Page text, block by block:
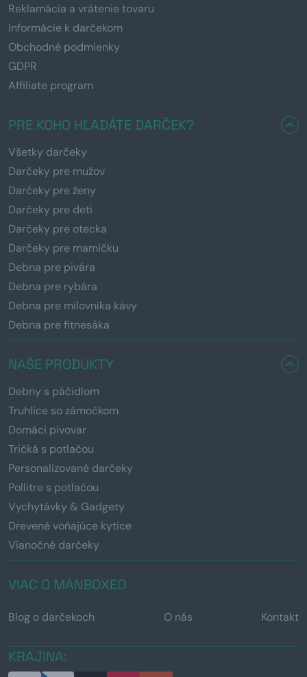
Reklamácia a vrátenie tovaru
Informácie k darčekom
Obchodné podmienky
GDPR
Affiliate program
PRE KOHO HĽADÁTE DARČEK?
Všetky darčeky
Darčeky pre mužov
Darčeky pre ženy
Darčeky pre deti
Darčeky pre otecka
Darčeky pre mamičku
Debna pre pivára
Debna pre rybára
Debna pre milovníka kávy
Debna pre fitnesáka
NAŠE PRODUKTY
Debny s páčidlom
Truhlice so zámočkom
Domáci pivovar
Tričká s potlačou
Personalizované darčeky
Pollitre s potlačou
Vychytávky & Gadgety
Drevené voňajúce kytice
Vianočné darčeky
VIAC O MANBOXEO
Blog o darčekoch O nás Kontakt
KRAJINA: